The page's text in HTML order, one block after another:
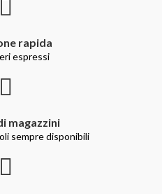
rapida
espressi
magazzini
sempre disponibili